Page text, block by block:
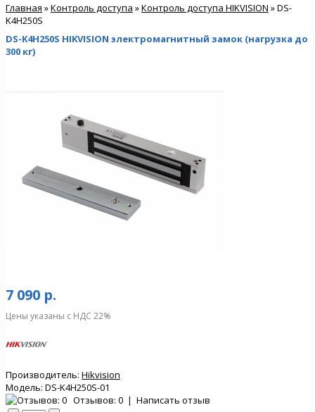
Главная »Контроль доступа »Контроль доступа HIKVISION » DS-
K4H250S
DS-K4H250S HIKVISION электромагнитный замок (нагрузка до
300 кг)
7 090 р.
Цены указаны с НДС 22%
Производитель: Hikvision
Модель: DS-K4H250S-01
Отзывов: 0 | Написать отзыв